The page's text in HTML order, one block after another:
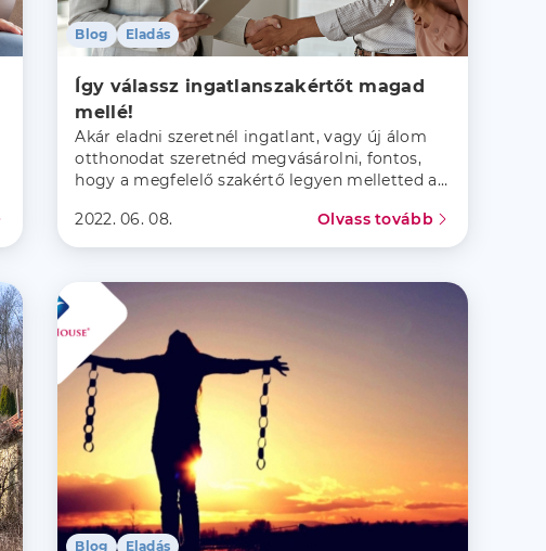
Blog Eladás
Így válassz ingatlanszakértőt magad
mellé!
Akár eladni szeretnél ingatlant, vagy új álom
otthonodat szeretnéd megvásárolni, fontos,
hogy a megfelelő szakértő legyen melletted az
2022. 06. 08.
Olvass tovább
Blog Eladás